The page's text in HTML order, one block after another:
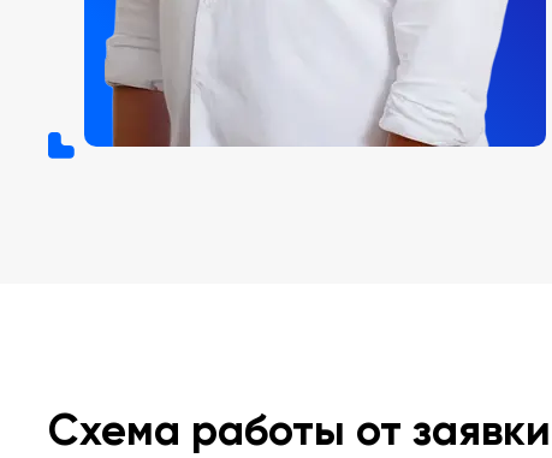
Схема работы от